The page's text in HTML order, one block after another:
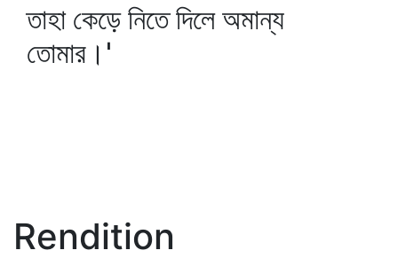
তাহা কেড়ে নিতে দিলে অমান্য
তোমার।'
Rendition